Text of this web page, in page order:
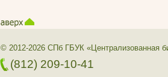
© 2012-2026 СПб ГБУК «Централизованная
(812) 209-10-41